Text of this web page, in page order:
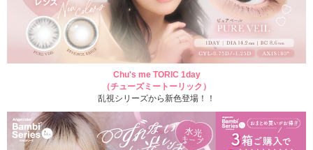
Chu's me TORIC 1day
（チューズミートーリック）
乱視シリーズから新色登場！！